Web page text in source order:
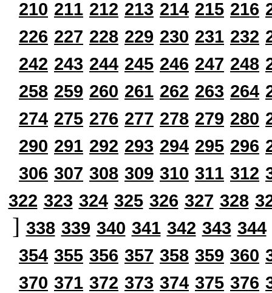
210 211 212 213 214 215 216
226 227 228 229 230 231 232
242 243 244 245 246 247 248
258 259 260 261 262 263 264
274 275 276 277 278 279 280
290 291 292 293 294 295 296
306 307 308 309 310 311 312
322 323 324 325 326 327 328
] 338 339 340 341 342 343 344
354 355 356 357 358 359 360
370 371 372 373 374 375 376